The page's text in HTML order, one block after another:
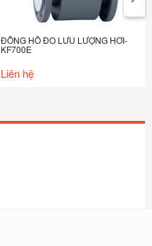
ĐỒNG HỒ ĐO LƯU LƯỢNG HƠI-
KF700E
Liên hệ